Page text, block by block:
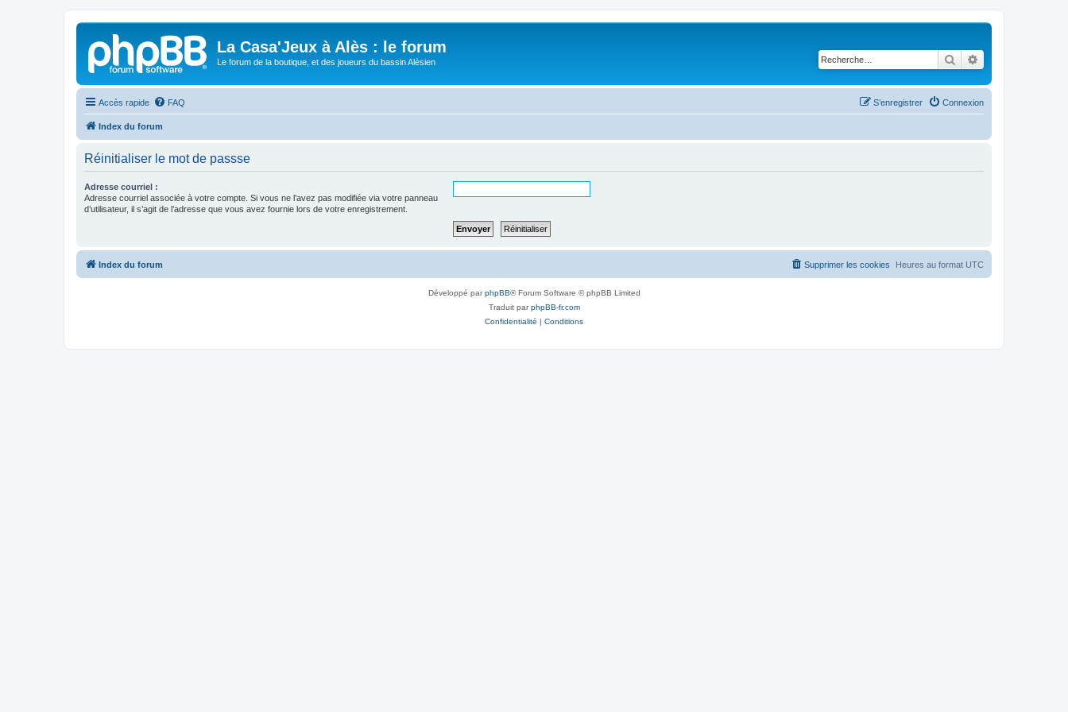
La Casa'Jeux à Alès : le forum
Le forum de la boutique, et des joueurs du bassin Alèsien Rechercher
Accès rapide FAQ Connexion
S’enregistrer
Index du forum
Réinitialiser le mot de passse
Adresse courriel :
Adresse courriel associée à votre compte. Si vous ne l’avez pas modifiée via votre panneau
d’utilisateur, il s’agit de l’adresse que vous avez fournie lors de votre enregistrement.
Index du forum Heures au format UTC
Supprimer les cookies
Développé parphpBB® Forum Software © phpBB Limited
Traduit parphpBB-fr.com
Confidentialité | Conditions